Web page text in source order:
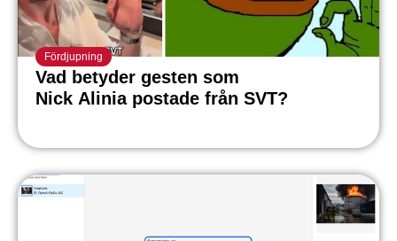
Fördjupning
Vad betyder gesten som
Nick Alinia postade från SVT?